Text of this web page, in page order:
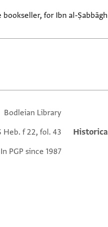
for Ibn al-Ṣabbāgh
Additional
Bodleian Library
Heb. f 22, fol. 43
In PGP since 1987